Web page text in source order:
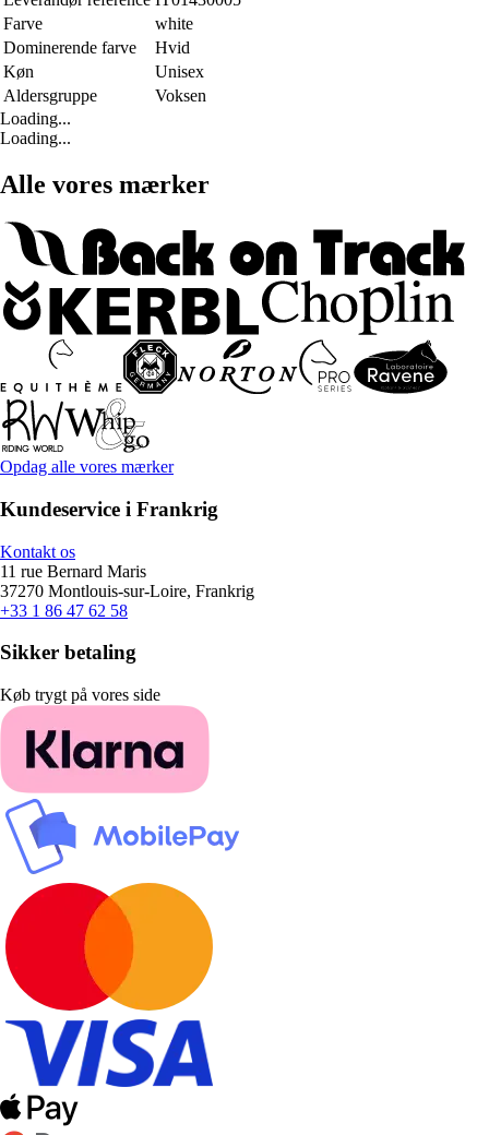
Farve
white
Dominerende farve
Hvid
Køn
Unisex
Aldersgruppe
Voksen
Loading...
Loading...
Alle vores mærker
Opdag alle vores mærker
Kundeservice i Frankrig
Kontakt os
11 rue Bernard Maris
37270 Montlouis-sur-Loire, Frankrig
+33 1 86 47 62 58
Sikker betaling
Køb trygt på vores side